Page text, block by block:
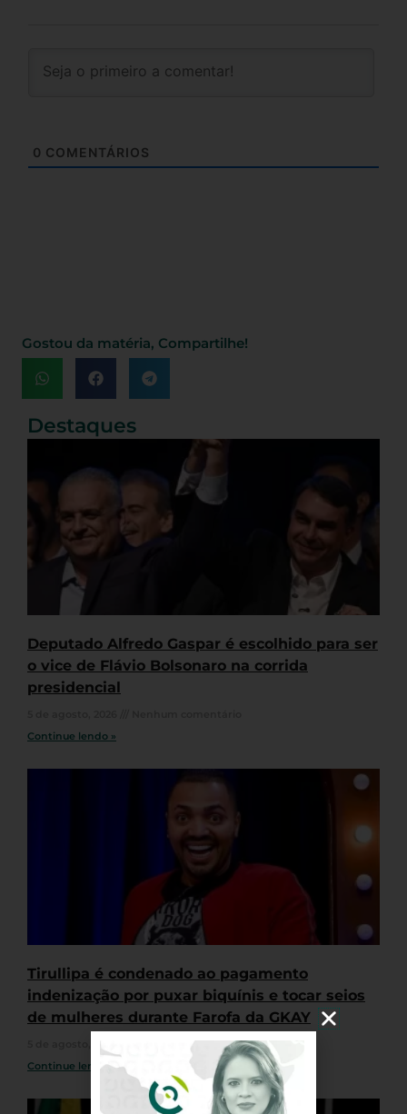
0 COMENTÁRIOS
Gostou da matéria, Compartilhe!
Destaques
Deputado Alfredo Gaspar é escolhido para ser
o vice de Flávio Bolsonaro na corrida
presidencial
Continue lendo »
Tirullipa é condenado ao pagamento
indenização por puxar biquínis e tocar seios
de mulheres durante Farofa da GKAY
5 de agosto, 2026
Nenhum comentário
Continue lendo »